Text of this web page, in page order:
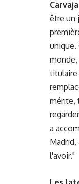
être un
unique.
monde,
titulaire
mérite,
a
Madrid,
l'avoir."